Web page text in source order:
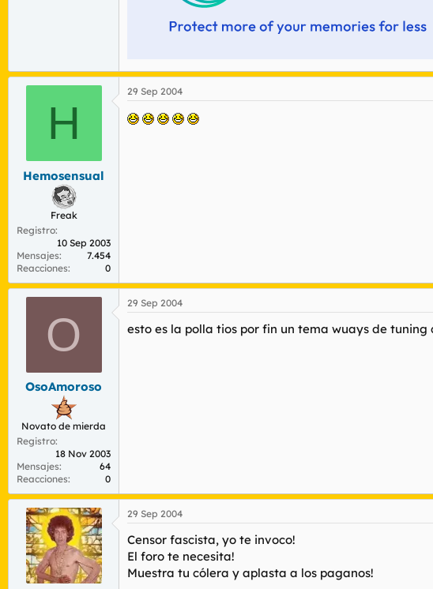
H
Hemosensual
Freak
Registro
10 Sep 2003
Mensajes
7.454
Reacciones
0
29 Sep 2004
O
OsoAmoroso
Novato de mierda
Registro
18 Nov 2003
Mensajes
64
Reacciones
0
29 Sep 2004
esto es la polla tios por fin un tema wuays de
29 Sep 2004
Censor fascista, yo te invoco!
El foro te necesita!
Muestra tu cólera y aplasta a los paganos!